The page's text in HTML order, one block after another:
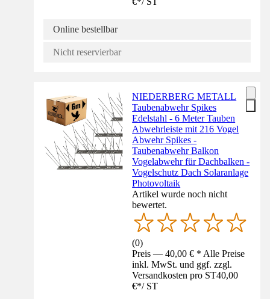
Online bestellbar
Nicht reservierbar
NIEDERBERG METALL
Taubenabwehr Spikes
Edelstahl - 6 Meter Tauben
Abwehrleiste mit 216 Vogel
Abwehr Spikes -
Taubenabwehr Balkon
Vogelabwehr für Dachbalken -
Vogelschutz Dach Solaranlage
Photovoltaik
Artikel wurde noch nicht
bewertet.
(0)
Preis — 40,00 € * Alle Preise
inkl. MwSt. und ggf. zzgl.
Versandkosten pro ST40,00
€*/ ST